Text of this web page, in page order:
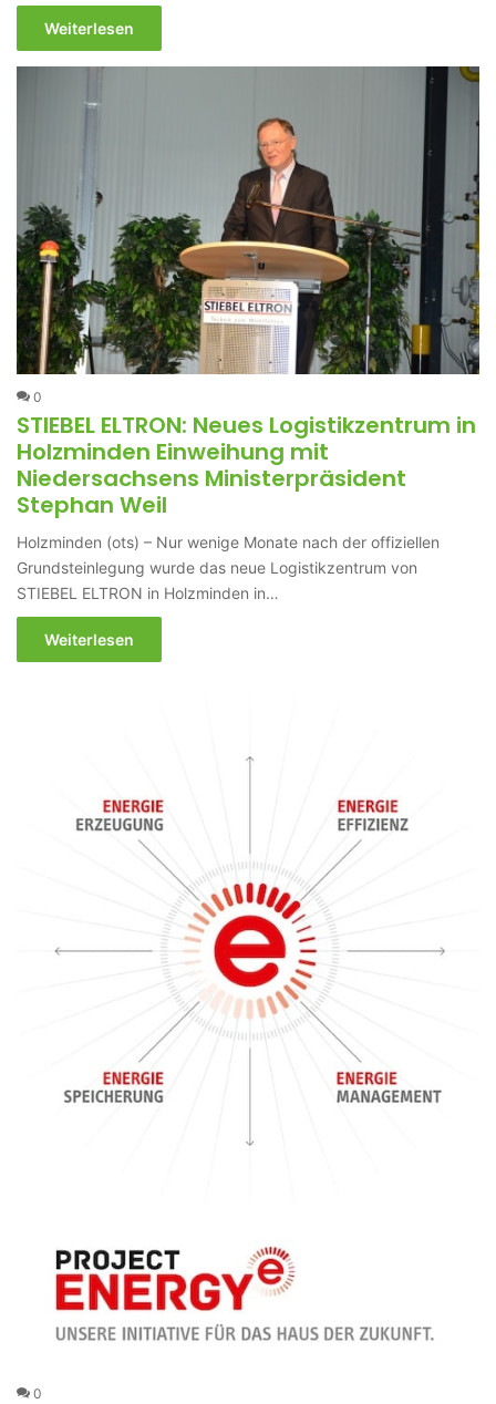
Weiterlesen
0
STIEBEL ELTRON: Neues Logistikzentrum in
Holzminden Einweihung mit
Niedersachsens Ministerpräsident
Stephan Weil
Holzminden (ots) – Nur wenige Monate nach der offiziellen
Grundsteinlegung wurde das neue Logistikzentrum von
STIEBEL ELTRON in Holzminden in…
Weiterlesen
0